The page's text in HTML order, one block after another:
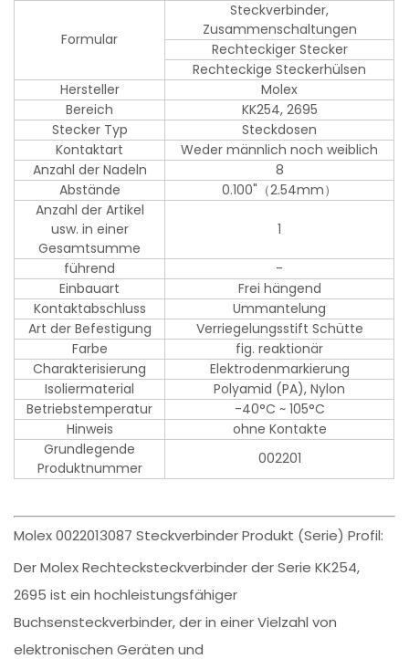
Formular
Steckverbinder,
Zusammenschaltungen
Rechteckiger Stecker
Rechteckige Steckerhülsen
Hersteller
Molex
Bereich
KK254, 2695
Stecker Typ
Steckdosen
Kontaktart
Weder männlich noch weiblich
Anzahl der Nadeln
8
Abstände
0.100"（2.54mm）
Anzahl der Artikel
usw. in einer
Gesamtsumme
1
führend
-
Einbauart
Frei hängend
Kontaktabschluss
Ummantelung
Art der Befestigung
Verriegelungsstift Schütte
Farbe
fig. reaktionär
Charakterisierung
Elektrodenmarkierung
Isoliermaterial
Polyamid (PA), Nylon
Betriebstemperatur
-40°C ~ 105°C
Hinweis
ohne Kontakte
Grundlegende
Produktnummer
002201
Molex 0022013087 Steckverbinder Produkt (Serie) Profil:
Der Molex Rechtecksteckverbinder der Serie KK254,
2695 ist ein hochleistungsfähiger
Buchsensteckverbinder, der in einer Vielzahl von
elektronischen Geräten und